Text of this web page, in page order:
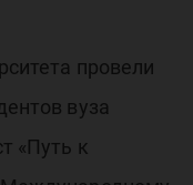
провели
вуза
«Путь к